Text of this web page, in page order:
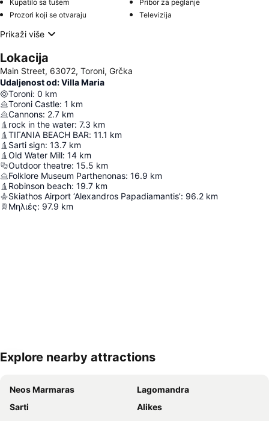
Kupatilo sa tušem
Pribor za peglanje
Prozori koji se otvaraju
Televizija
Prikaži više
Lokacija
Main Street, 63072, Toroni, Grčka
Udaljenost od: Villa Maria
Toroni: 0 km
Toroni Castle: 1 km
Cannons: 2.7 km
rock in the water: 7.3 km
ΤΙΓΑΝΙΑ BEACH BAR: 11.1 km
Sarti sign: 13.7 km
Old Water Mill: 14 km
Outdoor theatre: 15.5 km
Folklore Museum Parthenonas: 16.9 km
Robinson beach: 19.7 km
Skiathos Airport ‘Alexandros Papadiamantis’: 96.2 km
Μηλιές: 97.9 km
Explore nearby attractions
Neos Marmaras
Lagomandra
Sarti
Alikes